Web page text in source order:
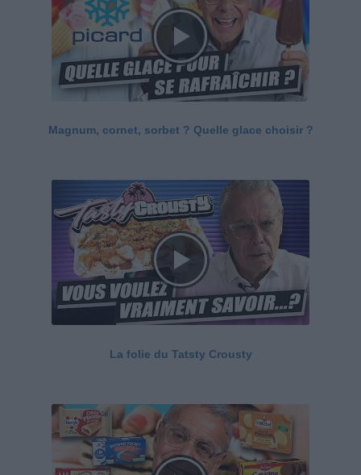
Magnum, cornet, sorbet ? Quelle glace choisir ?
La folie du Tatsty Crousty